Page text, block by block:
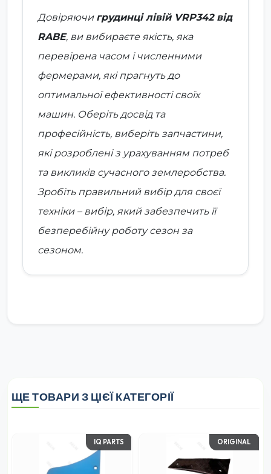
Довіряючи грудинці лівій VRP342 від
RABE, ви вибираєте якість, яка
перевірена часом і численними
фермерами, які прагнуть до
оптимальної ефективності своїх
машин. Оберіть досвід та
професійність, виберіть запчастини,
які розроблені з урахуванням потреб
та викликів сучасного землеробства.
Зробіть правильний вибір для своєї
техніки – вибір, який забезпечить її
безперебійну роботу сезон за
сезоном.
ЩЕ ТОВАРИ З ЦІЄЇ КАТЕГОРІЇ
IQ PARTS ORIGINAL